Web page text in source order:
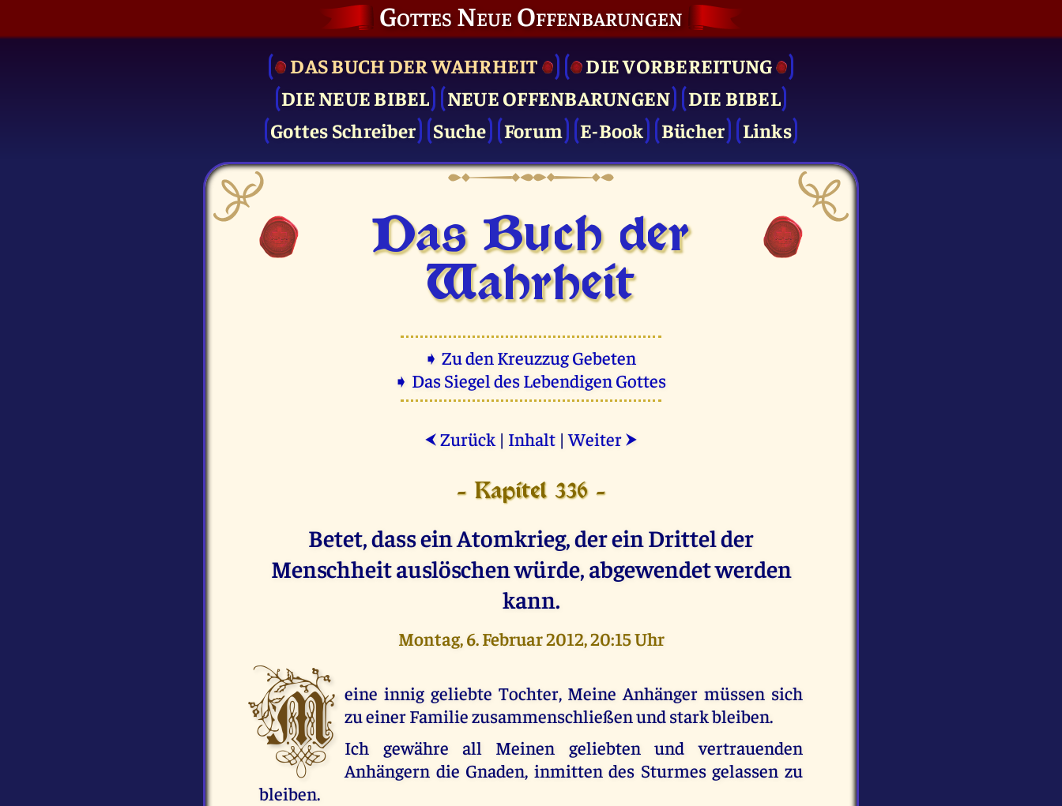
Gottes Neue Offenbarungen
DAS BUCH DER WAHRHEIT
DIE VOR­BEREITUNG
DIE NEUE BIBEL
NEUE OFFENBARUNGEN
DIE BIBEL
Gottes Schreiber
Suche Forum E-Book Bücher Links
Das Buch der
Wahrheit
➧ Zu den Kreuzzug Gebeten
➧ Das Siegel des Lebendigen Gottes
⮜ Zurück | Inhalt |Weiter ⮞
- Kapitel 336 -
Betet, dass ein Atomkrieg, der ein Drittel der
Menschheit auslöschen würde, abgewendet werden
kann.
Montag, 6. Februar 2012, 20:15 Uhr
M eine innig geliebte Tochter, Meine Anhänger müssen sich
zu einer Familie zusammenschließen und stark bleiben.
Ich gewähre all Meinen geliebten und vertrauenden
Anhängern die Gnaden, inmitten des Sturmes gelassen zu
bleiben.